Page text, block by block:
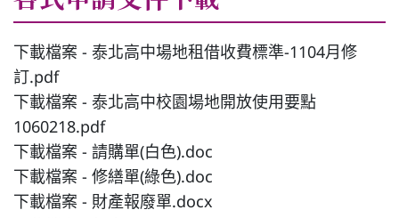
下載檔案 - 泰北高中場地租借收費標準-1104月修
訂.pdf
下載檔案 - 泰北高中校園場地開放使用要點
1060218.pdf
下載檔案 - 請購單(白色).doc
下載檔案 - 修繕單(綠色).doc
下載檔案 - 財產報廢單.docx
行事曆
招生專區
校內分機表
普通型高中